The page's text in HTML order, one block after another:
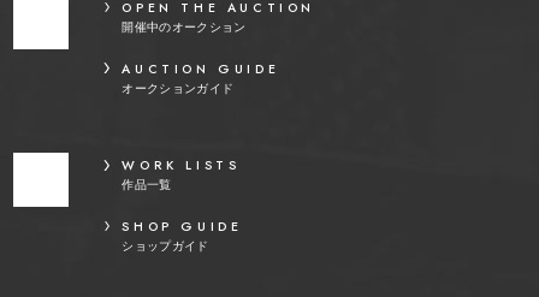
OPEN THE AUCTION
開催中のオークション
AUCTION GUIDE
オークションガイド
WORK LISTS
作品一覧
SHOP GUIDE
ショップガイド